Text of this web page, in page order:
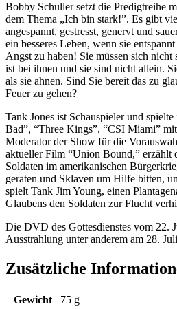
Bobby Schuller setzt die Predigtreihe
dem Thema „Ich bin stark!”. Es gibt
angespannt, gestresst, genervt und
ein besseres Leben, wenn sie
Angst zu haben! Sie müssen sich nicht
ist bei ihnen und sie sind nicht allein.
als sie ahnen. Sind Sie bereit das zu
Feuer zu gehen?
Tank Jones ist Schauspieler und
Bad”, “Three Kings”, “CSI Miami”
Moderator der Show für die
aktueller Film “Union Bound,” erzählt
Soldaten im amerikanischen
geraten und Sklaven um Hilfe bitten,
spielt Tank Jim Young, einen
Glaubens den Soldaten zur Flucht
Die DVD des Gottesdienstes vom 22.
Ausstrahlung unter anderem am 28.
Zusätzliche
Gewicht 75 g